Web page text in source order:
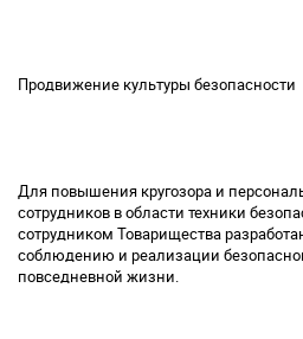
Продвижение культуры безопасности
Для повышения кругозора и
сотрудников в области техники
сотрудником Товарищества
соблюдению и реализации
повседневной жизни.